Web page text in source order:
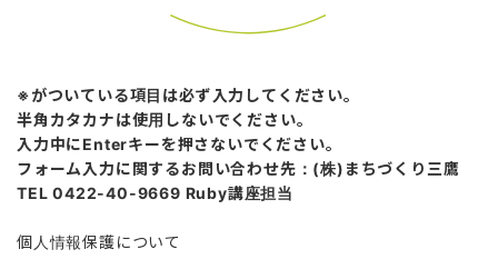
※がついている項目は必ず入力してください。
半角カタカナは使用しないでください。
入力中にEnterキーを押さないでください。
フォーム入力に関するお問い合わせ先：(株)まちづくり三鷹
TEL 0422-40-9669 Ruby講座担当
個人情報保護について